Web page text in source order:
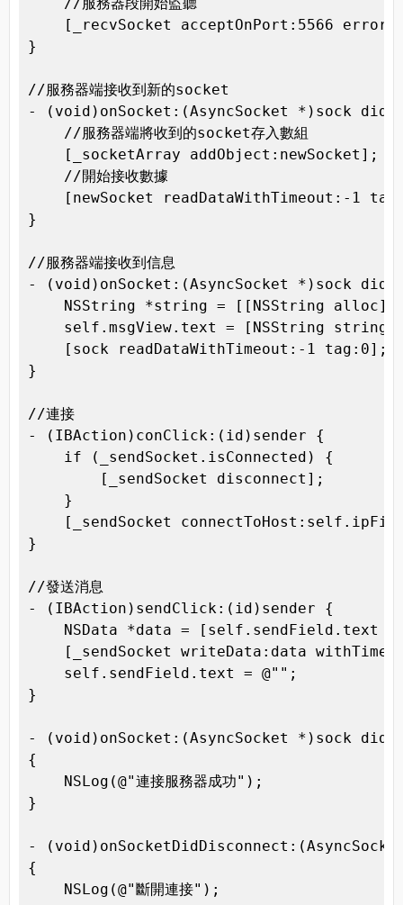
[_recvSocket acceptOnPort:5566
}
//服務器端接收到新的socket
- (void)onSocket:(AsyncSocket *)sock
    //服務器端將收到的socket存入數組
    [_socketArray addObject:newSocket];
    //開始接收數據
[newSocket readDataWithTimeout:-1
}
//服務器端接收到信息
- (void)onSocket:(AsyncSocket *)sock
NSString *string = [[NSString alloc]
self.msgView.text = [NSString
[sock readDataWithTimeout:-1 tag:0];//
}
//連接
- (IBAction)conClick:(id)sender {
    if (_sendSocket.isConnected) {
        [_sendSocket disconnect];
    }
[_sendSocket
}
//發送消息
- (IBAction)sendClick:(id)sender {
NSData *data = [self.sendField.text
[_sendSocket writeData:data
    self.sendField.text = @"";
}
- (void)onSocket:(AsyncSocket *)sock
{
    NSLog(@"連接服務器成功");
}
-
{
    NSLog(@"斷開連接");